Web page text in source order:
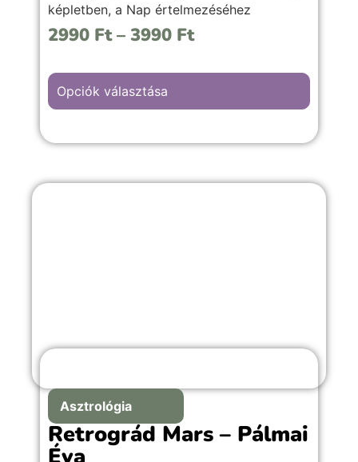
képletben, a Nap értelmezéséhez
szükséges irányelveket (jegyek, házak,
ritmusáról vagy természetéről informáló
összetevőjét a születési képletnek.
2990 Ft – 3990 Ft
Opciók választása
Asztrológia
Retrográd Mars – Pálmai